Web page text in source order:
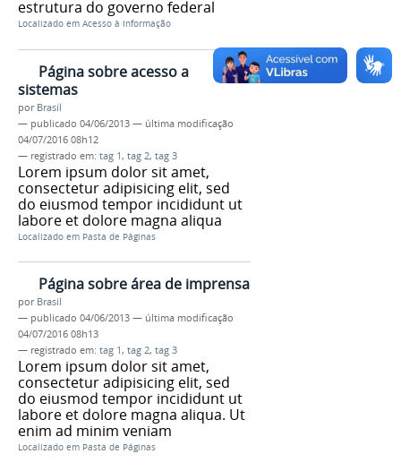
estrutura do governo federal
Localizado em Acesso à Informação
Página sobre acesso a
sistemas
por Brasil
— publicado 04/06/2013 — última modificação
04/07/2016 08h12
— registrado em: tag 1, tag 2, tag 3
Lorem ipsum dolor sit amet,
consectetur adipisicing elit, sed
do eiusmod tempor incididunt ut
labore et dolore magna aliqua
Localizado em Pasta de Páginas
Página sobre área de imprensa
por Brasil
— publicado 04/06/2013 — última modificação
04/07/2016 08h13
— registrado em: tag 1, tag 2, tag 3
Lorem ipsum dolor sit amet,
consectetur adipisicing elit, sed
do eiusmod tempor incididunt ut
labore et dolore magna aliqua. Ut
enim ad minim veniam
Localizado em Pasta de Páginas